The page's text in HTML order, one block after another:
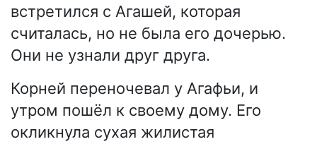
встретился с Агашей, которая
считалась, но не была его дочерью.
Они не узнали друг друга.
Корней переночевал у Агафьи, и
утром пошёл к своему дому. Его
окликнула сухая жилистая